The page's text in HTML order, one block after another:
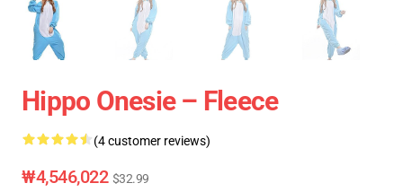
Hippo Onesie – Fleece
(4 customer reviews)
₩4,546,022 $32.99